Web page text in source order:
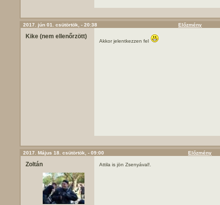
2017. jún 01. csütörtök, - 20:38 Előzmény
Kike (nem ellenőrzött)
Akkor jelentkezzen fel
2017. Május 18. csütörtök, - 09:00 Előzmény
Zoltán Attila is jön Zsenyával!.